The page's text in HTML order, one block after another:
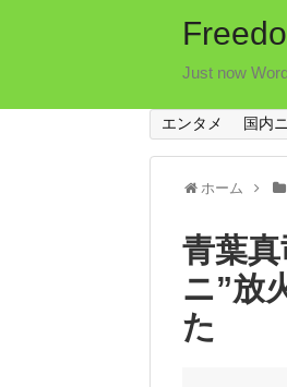
Just now
エンタメ 国内
ホーム
青葉
ニ”放
た